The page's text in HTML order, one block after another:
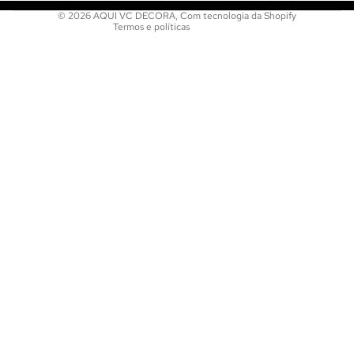
© 2026AQUI VC DECORA, Com tecnologia da Shopify
Termos e políticas